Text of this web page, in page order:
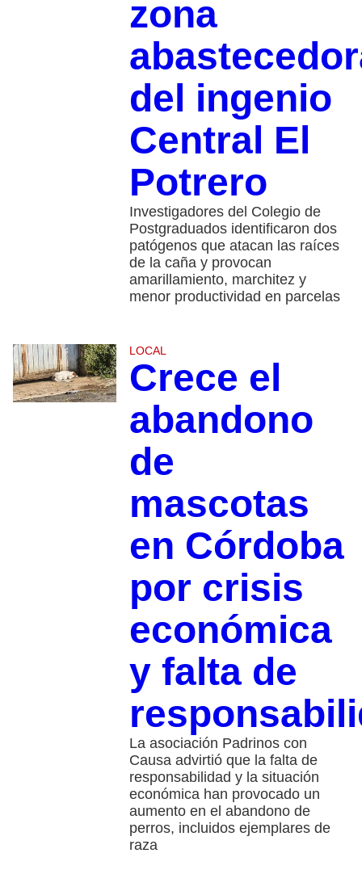
zona
del ingenio
Central El
Potrero
Investigadores del Colegio de
Postgraduados identificaron dos
patógenos que atacan las raíces
de la caña y provocan
amarillamiento, marchitez y
menor productividad en parcelas
LOCAL
Crece el
abandono
de
mascotas
en Córdoba
por crisis
económica
y falta de
La asociación Padrinos con
Causa advirtió que la falta de
responsabilidad y la situación
económica han provocado un
aumento en el abandono de
perros, incluidos ejemplares de
raza